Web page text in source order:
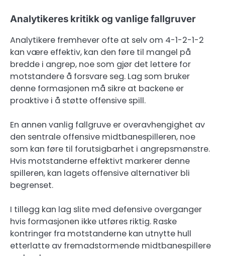
Analytikeres kritikk og vanlige fallgruver
Analytikere fremhever ofte at selv om 4-1-2-1-2
kan være effektiv, kan den føre til mangel på
bredde i angrep, noe som gjør det lettere for
motstandere å forsvare seg. Lag som bruker
denne formasjonen må sikre at backene er
proaktive i å støtte offensive spill.
En annen vanlig fallgruve er overavhengighet av
den sentrale offensive midtbanespilleren, noe
som kan føre til forutsigbarhet i angrepsmønstre.
Hvis motstanderne effektivt markerer denne
spilleren, kan lagets offensive alternativer bli
begrenset.
I tillegg kan lag slite med defensive overganger
hvis formasjonen ikke utføres riktig. Raske
kontringer fra motstanderne kan utnytte hull
etterlatte av fremadstormende midtbanespillere